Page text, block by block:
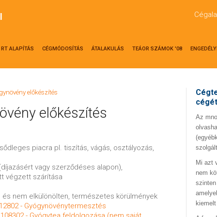
RT ALAPÍTÁS CÉGMÓDOSÍTÁS ÁTALAKULÁS TEÁOR SZÁMOK '08
előkészítés
előkészítés
piacra pl. tiszítás, vágás, osztályozás,
vagy szerződéses alapon),
végzett szárítása
nem elkülönölten, természetes körülmények
- Gyógynövénytermesztés
Az
Mi azt
nem